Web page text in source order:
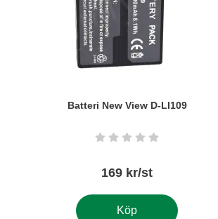
Batteri New View D-LI109
Betyg: 0 stjärnor av 5
169 kr/st
Köp